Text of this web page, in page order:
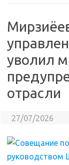
уволил
отрасли
27/07/2026